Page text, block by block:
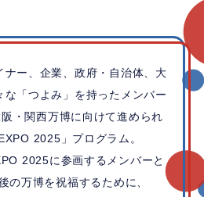
ナー、企業、政府・自治体、大
「つよみ」を持ったメンバー
・関西万博に向けて進められ
2025」プログラム。
2025に参画するメンバーと
の万博を祝福するために、